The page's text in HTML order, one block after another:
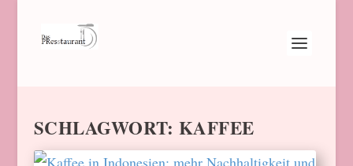
SCHLAGWORT: KAFFEE